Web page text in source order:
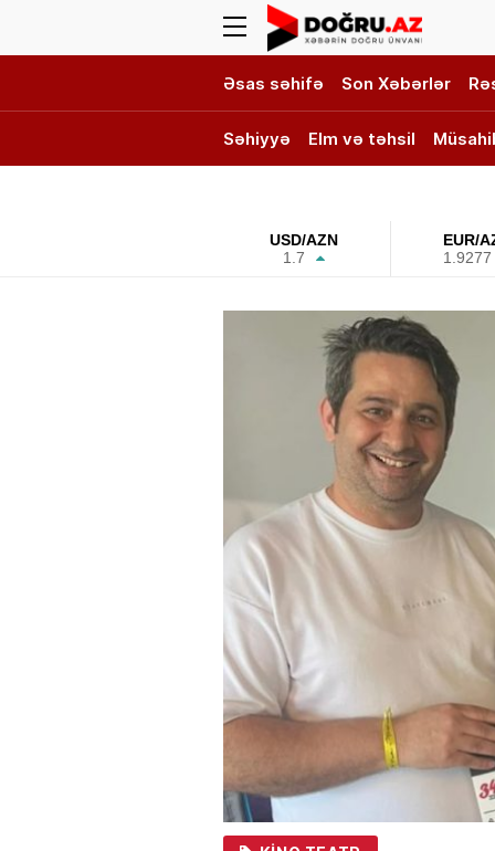
Əsas səhifə Son Xəbərlər
Səhiyyə Elm və təhsil
USD/AZN
1.7
EUR/
1.9277